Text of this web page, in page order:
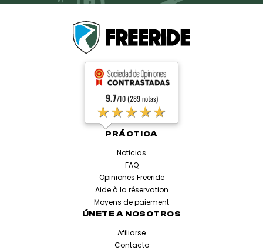
9.7/10 (289 notas)
★★★★★
PRÁCTICA
Noticias
FAQ
Opiniones Freeride
Aide à la réservation
Moyens de paiement
ÚNETE A NOSOTROS
Afiliarse
Contacto